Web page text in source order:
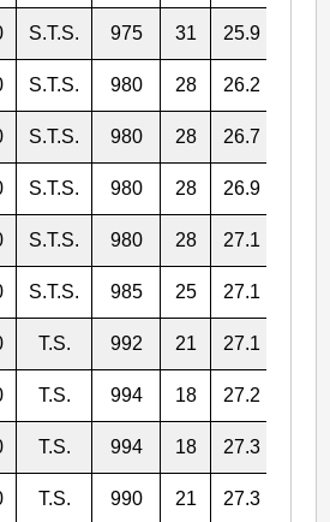
S.T.S. 975 31 25.9
S.T.S. 980 28 26.2
S.T.S. 980 28 26.7
S.T.S. 980 28 26.9
S.T.S. 980 28 27.1
S.T.S. 985 25 27.1
T.S. 992 21 27.1
T.S. 994 18 27.2
T.S. 994 18 27.3
T.S. 990 21 27.3